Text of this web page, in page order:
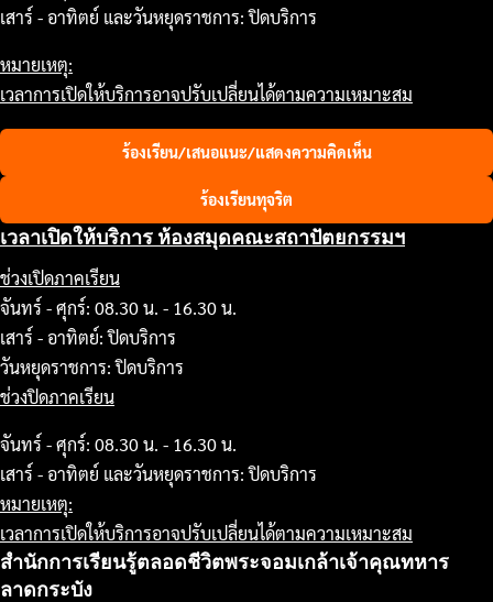
เสาร์ - อาทิตย์ และวันหยุดราชการ: ปิดบริการ
หมายเหตุ:
เวลาการเปิดให้บริการอาจปรับเปลี่ยนได้ตามความเหมาะสม
ร้องเรียน/เสนอแนะ/แสดงความคิดเห็น
ร้องเรียนทุจริต
เวลาเปิดให้บริการ ห้องสมุดคณะสถาปัตยกรรมฯ
ช่วงเปิดภาคเรียน
จันทร์ - ศุกร์: 08.30 น. - 16.30 น.
เสาร์ - อาทิตย์: ปิดบริการ
วันหยุดราชการ: ปิดบริการ
ช่วงปิดภาคเรียน
จันทร์ - ศุกร์: 08.30 น. - 16.30 น.
เสาร์ - อาทิตย์ และวันหยุดราชการ: ปิดบริการ
หมายเหตุ:
เวลาการเปิดให้บริการอาจปรับเปลี่ยนได้ตามความเหมาะสม
สำนักการเรียนรู้ตลอดชีวิตพระจอมเกล้าเจ้าคุณทหาร
ลาดกระบัง